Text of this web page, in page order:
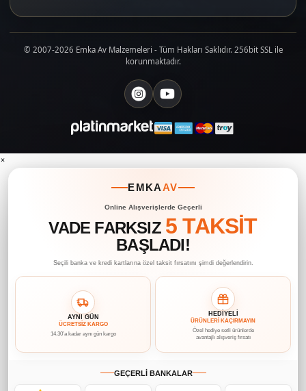
© 2007-2026 Emka Av Malzemeleri - Tüm Hakları Saklıdır. 256bit SSL ile
korunmaktadır.
×
EMKAAV
Online Alışverişlerde Geçerli
VADE FARKSIZ 5 TAKSİT
BAŞLADI!
Seçili banka ve kredi kartlarına özel taksit fırsatını şimdi değerlendirin.
AYNI GÜN
ÜCRETSİZ KARGO
14.30’a kadar aynı gün kargo
HEDİYELİ
ÜRÜNLERİ KAÇIRMAYIN
Özel hediye setli ürünlerde
avantajlı alışveriş fırsatı
GEÇERLİ BANKALAR